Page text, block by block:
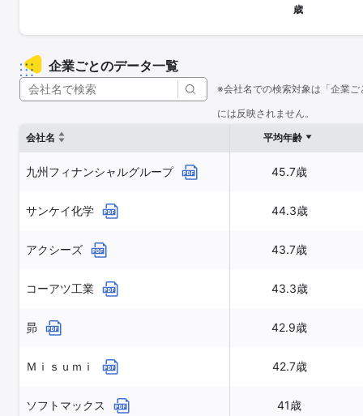
企業ごとのデータ一覧
※会社名での検索対象は「企業
には反映されません。
会社名
平均年齢
九州フィナンシャルグループ 45.7歳
サンケイ化学 44.3歳
アクシーズ 43.7歳
コーアツ工業 43.3歳
昴 42.9歳
Ｍｉｓｕｍｉ 42.7歳
ソフトマックス 41歳